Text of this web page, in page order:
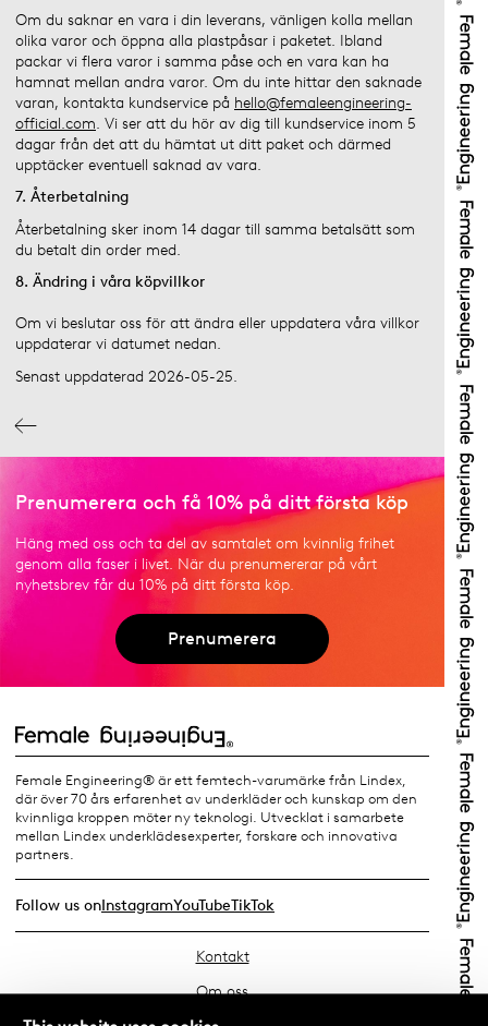
Om du saknar en vara i din leverans, vänligen kolla mellan
olika varor och öppna alla plastpåsar i paketet. Ibland
packar vi flera varor i samma påse och en vara kan ha
hamnat mellan andra varor. Om du inte hittar den saknade
varan, kontakta kundservice på hello@femaleengineering-
official.com. Vi ser att du hör av dig till kundservice inom 5
dagar från det att du hämtat ut ditt paket och därmed
upptäcker eventuell saknad av vara.
7. Återbetalning
Återbetalning sker inom 14 dagar till samma betalsätt som
du betalt din order med.
8. Ändring i våra köpvillkor
Om vi beslutar oss för att ändra eller uppdatera våra villkor
uppdaterar vi datumet nedan.
Senast uppdaterad 2026-05-25.
Prenumerera och få 10% på ditt första köp
Häng med oss och ta del av samtalet om kvinnlig frihet
genom alla faser i livet. När du prenumererar på vårt
nyhetsbrev får du 10% på ditt första köp.
Prenumerera
Female Engineering® är ett femtech-varumärke från Lindex,
där över 70 års erfarenhet av underkläder och kunskap om den
kvinnliga kroppen möter ny teknologi. Utvecklat i samarbete
mellan Lindex underklädesexperter, forskare och innovativa
partners.
Follow us onInstagramYouTubeTikTok
Kontakt
Om oss